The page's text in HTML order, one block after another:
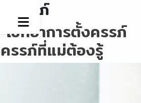
ครรภ์
ช็กอาการตั้งครรภ์
รรภ์ที่แม่ต้องรู้